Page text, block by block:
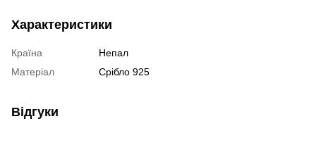
Характеристики
Країна
Непал
Матеріал
Срібло 925
Відгуки